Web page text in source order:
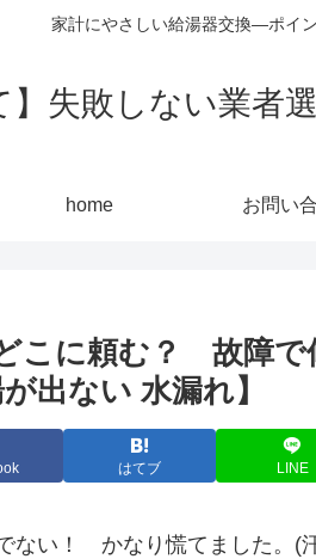
家計にやさしい給湯器交換—ポイ
】失敗しない業者
home お問い
こに頼む？ 故障で
出ない 水漏れ】
はてブ LINE
ない！ かなり慌てました。(